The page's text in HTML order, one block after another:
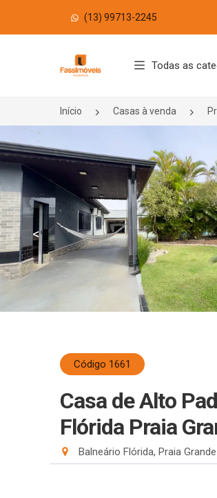
(13) 99713-2245
Página inicial
Todas as
Início Casas à venda
<
Código 1661
Casa de Alto
Flórida Praia
Balneário Flórida, Praia